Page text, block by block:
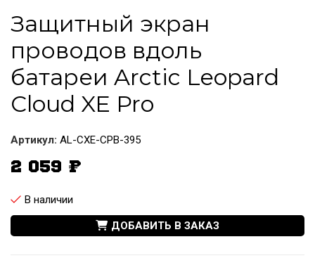
Защитный экран
проводов вдоль
батареи Arctic Leopard
Cloud XE Pro
Артикул: AL-CXE-CPB-395
2 059 ₽
В наличии
ДОБАВИТЬ В ЗАКАЗ